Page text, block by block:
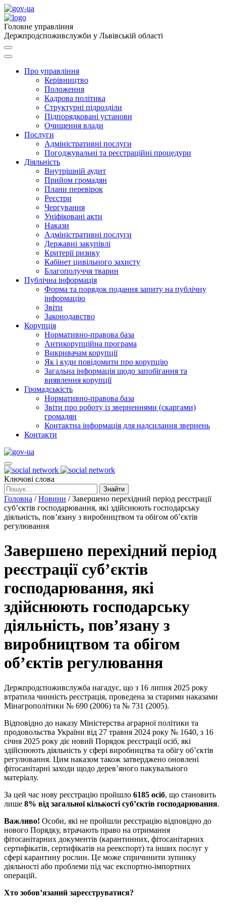
Головне управління
Держпродспоживслужби у Львівській області
Про управління
Керівництво
Положення
Кадрова політика
Структурні підрозділи
Підпорядковані установи
Очищення влади
Послуги
Адміністративні послуги
Погоджувальні та реєстраційні процедури
Діяльність
Внутрішній аудит
Прийом громадян
Плани перевірок
Реєстри
Чергування
Уніфіковані акти
Накази
Адміністративні послуги
Державні закупівлі
Критерії ризику
Кабінет цивільного захисту
Благополуччя тварин
Публічна інформація
Форма та порядок подання запиту на публічну
інформацію
Звіти
Законодавство
Корупція
Нормативно-правова база
Антикорупційна програма
Викривачам корупції
Як і куди повідомити про корупцію
Загальна інформація щодо запобігання та
виявлення корупції
Громадськість
Нормативно-правова база
Звіти про роботу із зверненнями (скаргами)
громадян
Контактна інформація для надсилання звернень
Контакти
Ключові слова
Знайти
Головна /Новини /Завершено перехідний період реєстрації
суб’єктів господарювання, які здійснюють господарську
діяльність, пов’язану з виробництвом та обігом об’єктів
регулювання
Завершено перехідний період
реєстрації суб’єктів
господарювання, які
здійснюють господарську
діяльність, пов’язану з
виробництвом та обігом
об’єктів регулювання
Держпродспоживслужба нагадує, що з 16 липня 2025 року
втратила чинність реєстрація, проведена за старими наказами
Мінагрополітики № 690 (2006) та № 731 (2005).
Відповідно до наказу Міністерства аграрної політики та
продовольства України від 27 травня 2024 року № 1640, з 16
січня 2025 року діє новий Порядок реєстрації осіб, які
здійснюють діяльність у сфері виробництва та обігу об’єктів
регулювання. Цим наказом також затверджено оновлені
фітосанітарні заходи щодо дерев’яного пакувального
матеріалу.
За цей час нову реєстрацію пройшло 6185 осіб, що становить
лише 8% від загальної кількості суб’єктів господарювання.
Важливо! Особи, які не пройшли реєстрацію відповідно до
нового Порядку, втрачають право на отримання
фітосанітарних документів (карантинних, фітосанітарних
сертифікатів, сертифікатів на реекспорт) та інших послуг у
сфері карантину рослин. Це може спричинити зупинку
діяльності або проблеми під час експортно-імпортних
операцій.
Хто зобов’язаний зареєструватися?